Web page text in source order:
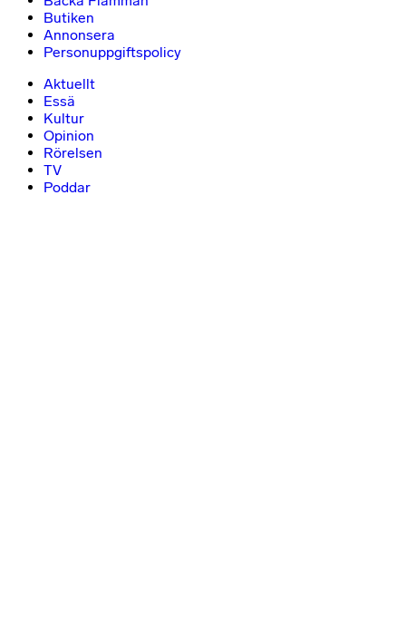
Butiken
Annonsera
Personuppgiftspolicy
Aktuellt
Essä
Kultur
Opinion
Rörelsen
TV
Poddar